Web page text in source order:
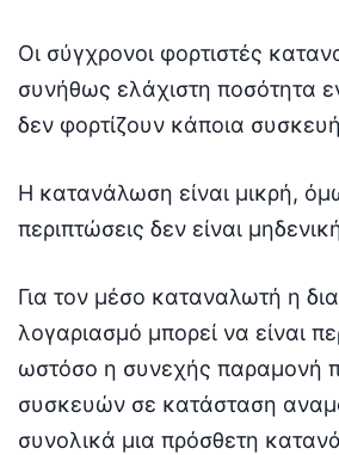
Οι σύγχρονοι φορτιστές
συνήθως ελάχιστη ποσότητα
δεν φορτίζουν κάποια
Η κατανάλωση είναι μικρή,
περιπτώσεις δεν είναι
Για τον μέσο καταναλωτή η
λογαριασμό μπορεί να είναι
ωστόσο η συνεχής παραμονή
συσκευών σε κατάσταση
συνολικά μια πρόσθετη